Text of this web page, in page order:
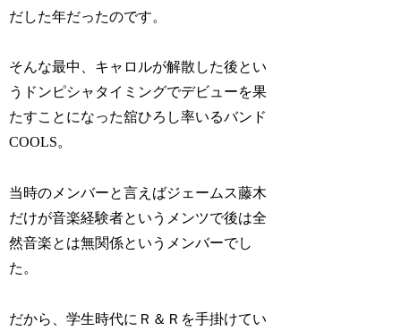
だした年だったのです。
そんな最中、キャロルが解散した後とい
うドンピシャタイミングでデビューを果
たすことになった舘ひろし率いるバンド
COOLS。
当時のメンバーと言えばジェームス藤木
だけが音楽経験者というメンツで後は全
然音楽とは無関係というメンバーでし
た。
だから、学生時代にＲ＆Ｒを手掛けてい